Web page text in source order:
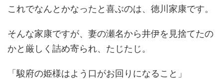
これでなんとかなったと喜ぶのは、徳川家康です。
そんな家康ですが、妻の瀬名から井伊を見捨てたの
かと厳しく詰め寄られ、たじたじ。
「駿府の姫様はよう口がお回りになること」